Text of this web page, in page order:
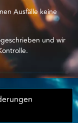
Ausfälle keine
und wir